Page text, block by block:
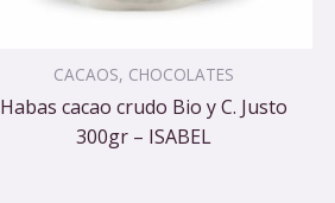
CACAOS, CHOCOLATES
Habas cacao crudo Bio y C. Justo
300gr – ISABEL